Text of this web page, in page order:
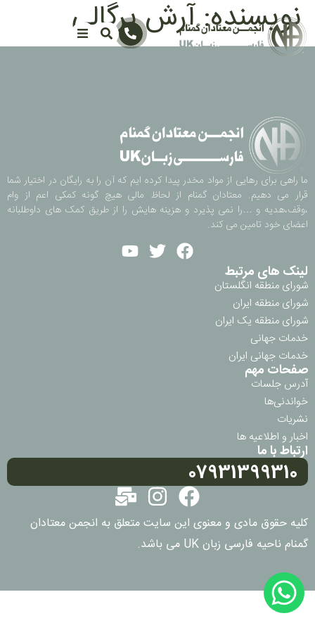
نویسنده:آرش پرگالی
ما راهی برای رهایی از مواد مخدر پیدا کرده ایم که آن را به رایگان در اختیار شما
قرار می دهیم. معتادان گمنام از لحاظ مالی هیچ گونه کمکی اعم از وام
،وقف،هدیه و …را نمی پذیرد و هزینه هایش را از طریق کمک های داوطلبانه
اعضای خود تامین می کند.
لینک های مرتبط
شورای منطقه انگلستان
شورای منطقه ایران
شورای منطقه یک ایران
خدمات جهانی
خدمات جهانی ایران
صفحات مهم
آدرس جلسات
خواندنی‌ها
نشریات
اخبار و اطلاعیه ها
ارتباط با ما
07931399310
کلیه حقوق مادی و معنوی این سایت متعلق به انجمن معتادان
گمنام ناحیه فارسی زبان UK می باشد.